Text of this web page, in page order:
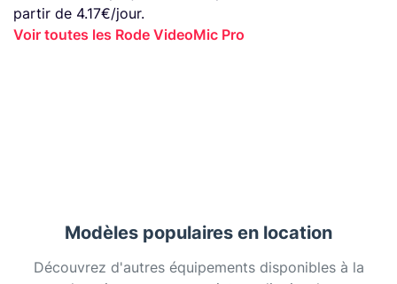
partir de 4.17€/jour.
Voir toutes les Rode VideoMic Pro
Modèles populaires en location
Découvrez d'autres équipements disponibles à la